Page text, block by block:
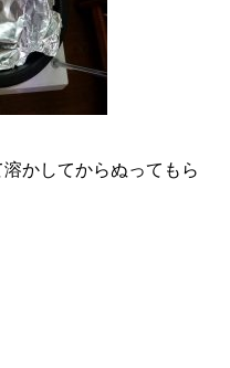
かしてからぬってもら